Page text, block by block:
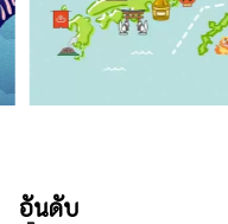
อันดับ